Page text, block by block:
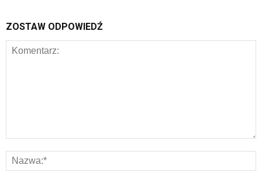
ZOSTAW ODPOWIEDŹ